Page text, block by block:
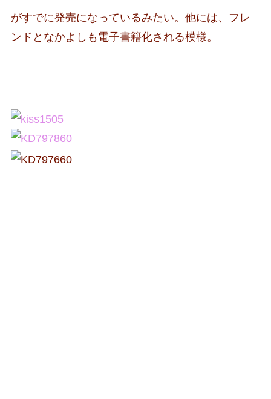
がすでに発売になっているみたい。他には、フレ
ンドとなかよしも電子書籍化される模様。